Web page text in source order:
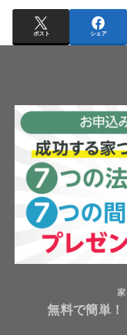
ポスト シェア
無料で簡単！